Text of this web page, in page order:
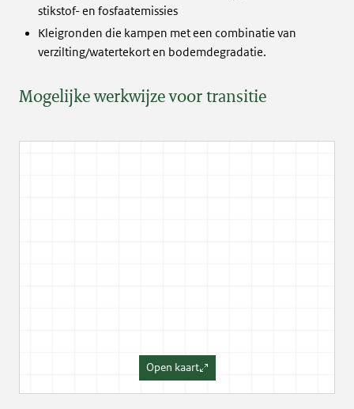
stikstof- en fosfaatemissies
Kleigronden die kampen met een combinatie van
verzilting/watertekort en bodemdegradatie.
Mogelijke werkwijze voor transitie
Open kaart